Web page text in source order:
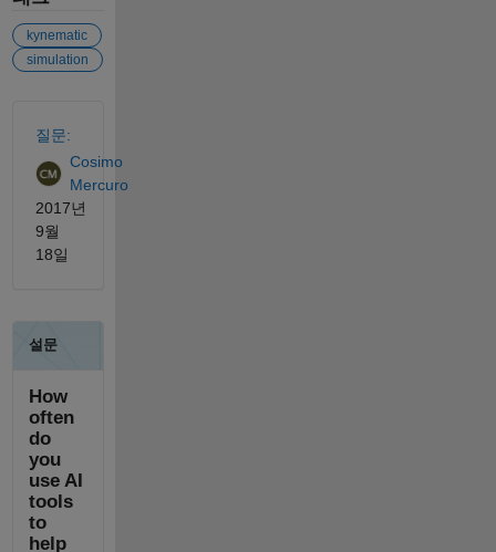
kynematic
simulation
질문:
Cosimo
Mercuro
2017년
9월
18일